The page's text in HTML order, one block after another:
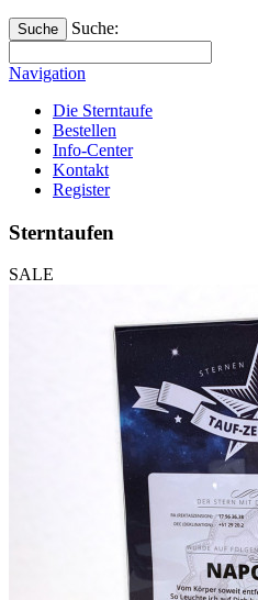
Suche Suche:
Navigation
Die Sterntaufe
Bestellen
Info-Center
Kontakt
Register
Sterntaufen
SALE